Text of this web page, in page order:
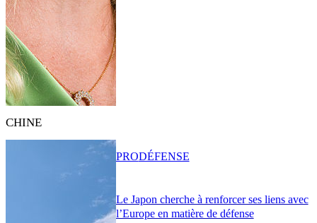
CHINE
Le Japon cherche à renforcer ses liens avec
l’Europe en matière de défense
PRODÉFENSE